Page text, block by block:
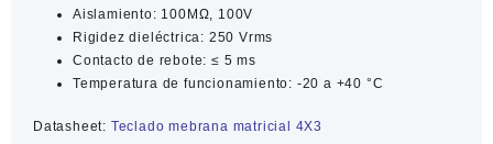
Aislamiento: 100MΩ, 100V
Rigidez dieléctrica: 250 Vrms
Contacto de rebote: ≤ 5 ms
Temperatura de funcionamiento: -20 a +40 °C
Datasheet: Teclado mebrana matricial 4X3